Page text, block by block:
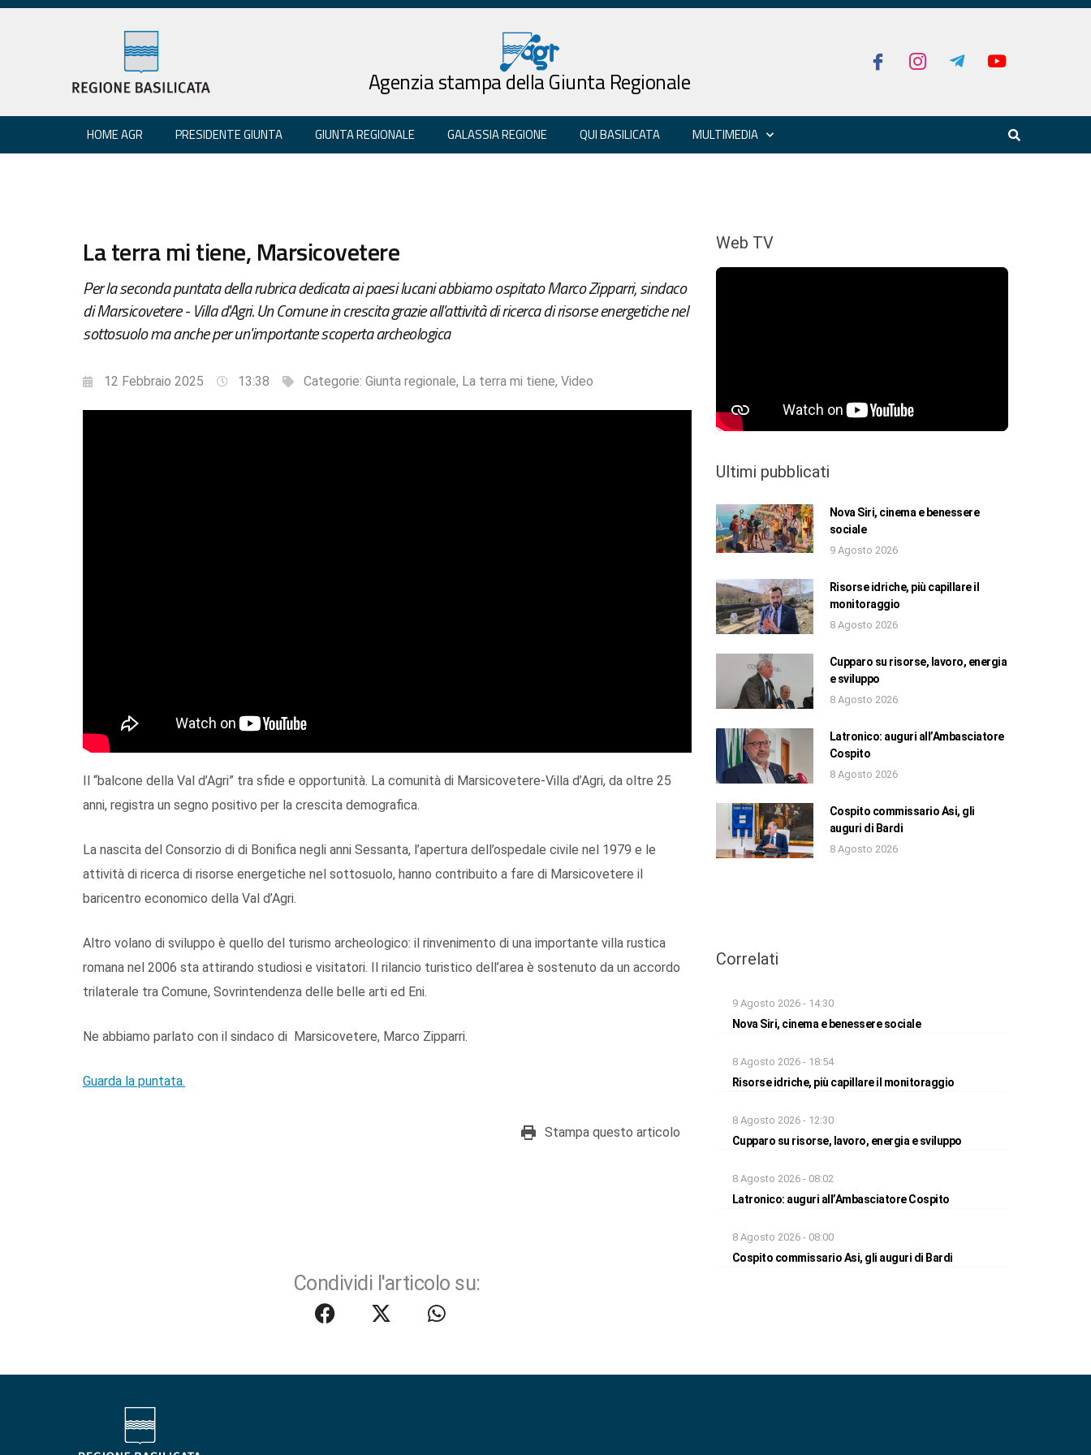
Agenzia stampa della Giunta Regionale
HOME AGR PRESIDENTE GIUNTA GIUNTA REGIONALE GALASSIA REGIONE QUI BASILICATA MULTIMEDIA
La terra mi tiene, Marsicovetere
Per la seconda puntata della rubrica dedicata ai paesi lucani abbiamo ospitato Marco Zipparri, sindaco
di Marsicovetere - Villa d'Agri. Un Comune in crescita grazie all'attività di ricerca di risorse energetiche nel
sottosuolo ma anche per un'importante scoperta archeologica
12 Febbraio 2025 13:38 Categorie: Giunta regionale, La terra mi tiene, Video
Il “balcone della Val d’Agri” tra sfide e opportunità. La comunità di Marsicovetere-Villa d’Agri, da oltre 25
anni, registra un segno positivo per la crescita demografica.
La nascita del Consorzio di di Bonifica negli anni Sessanta, l’apertura dell’ospedale civile nel 1979 e le
attività di ricerca di risorse energetiche nel sottosuolo, hanno contribuito a fare di Marsicovetere il
baricentro economico della Val d’Agri.
Altro volano di sviluppo è quello del turismo archeologico: il rinvenimento di una importante villa rustica
romana nel 2006 sta attirando studiosi e visitatori. Il rilancio turistico dell’area è sostenuto da un accordo
trilaterale tra Comune, Sovrintendenza delle belle arti ed Eni.
Ne abbiamo parlato con il sindaco di Marsicovetere, Marco Zipparri.
Guarda la puntata.
Stampa questo articolo
Condividi l'articolo su:
Web TV
Ultimi pubblicati
Nova Siri, cinema e benessere
sociale
9 Agosto 2026
Risorse idriche, più capillare il
monitoraggio
8 Agosto 2026
Cupparo su risorse, lavoro, energia
e sviluppo
8 Agosto 2026
Latronico: auguri all’Ambasciatore
Cospito
8 Agosto 2026
Cospito commissario Asi, gli
auguri di Bardi
8 Agosto 2026
Correlati
9 Agosto 2026 - 14:30
Nova Siri, cinema e benessere sociale
8 Agosto 2026 - 18:54
Risorse idriche, più capillare il monitoraggio
8 Agosto 2026 - 12:30
Cupparo su risorse, lavoro, energia e sviluppo
8 Agosto 2026 - 08:02
Latronico: auguri all’Ambasciatore Cospito
8 Agosto 2026 - 08:00
Cospito commissario Asi, gli auguri di Bardi